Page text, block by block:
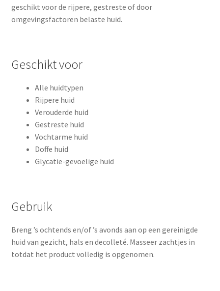
geschikt voor de rijpere, gestreste of door
omgevingsfactoren belaste huid.
Geschikt voor
Alle huidtypen
Rijpere huid
Verouderde huid
Gestreste huid
Vochtarme huid
Doffe huid
Glycatie-gevoelige huid
Gebruik
Breng ’s ochtends en/of ’s avonds aan op een gereinigde
huid van gezicht, hals en decolleté. Masseer zachtjes in
totdat het product volledig is opgenomen.